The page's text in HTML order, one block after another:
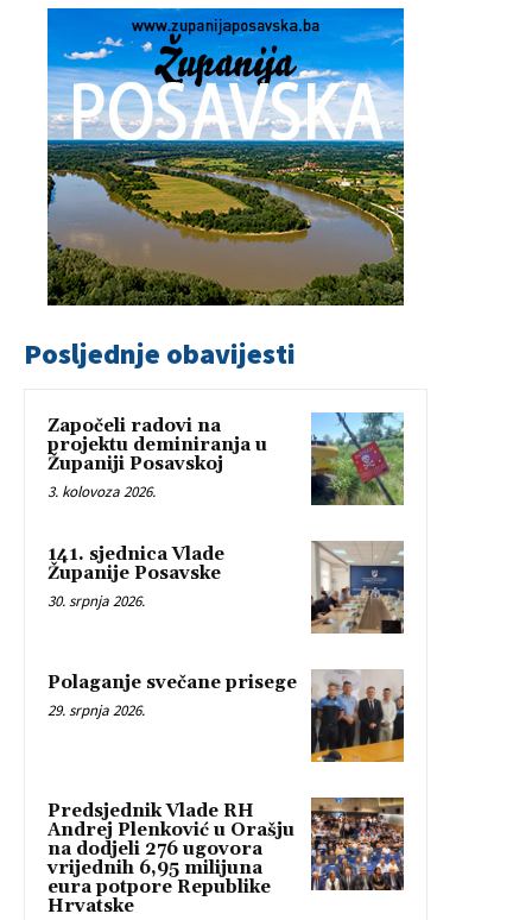
Posljednje obavijesti
Započeli radovi na
projektu deminiranja u
Županiji Posavskoj
3. kolovoza 2026.
141. sjednica Vlade
Županije Posavske
30. srpnja 2026.
Polaganje svečane prisege
29. srpnja 2026.
Predsjednik Vlade RH
Andrej Plenković u Orašju
na dodjeli 276 ugovora
vrijednih 6,95 milijuna
eura potpore Republike
Hrvatske